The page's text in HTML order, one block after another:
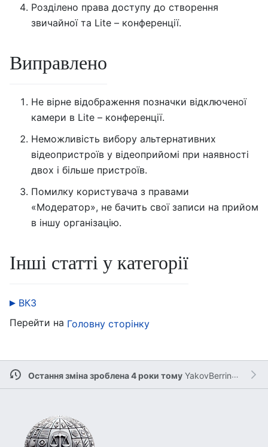
Розділено права доступу до створення
звичайної та Lite – конференції.
Виправлено
Не вірне відображення позначки відключеної
камери в Lite – конференції.
Неможливість вибору альтернативних
відеопристроїв у відеоприйомі при наявності
двох і більше пристроїв.
Помилку користувача з правами
«Модератор», не бачить свої записи на прийом
в іншу організацію.
Інші статті у категорії
ВКЗ
Перейти на Головну сторінку
Остання зміна зроблена 4 роки тому YakovBerringer